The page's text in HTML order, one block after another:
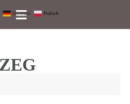
German Polish